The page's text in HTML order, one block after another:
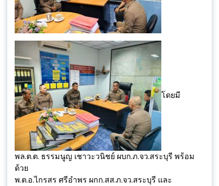
โดยมี
พล.ต.ต. ธรรมนูญ เชาวะวนิชย์ ผบก.ภ.จว.สระบุรี พร้อม
ด้วย
พ.ต.อ.ไกรสร ศรีอำพร ผกก.สส.ภ.จว.สระบุรี และ